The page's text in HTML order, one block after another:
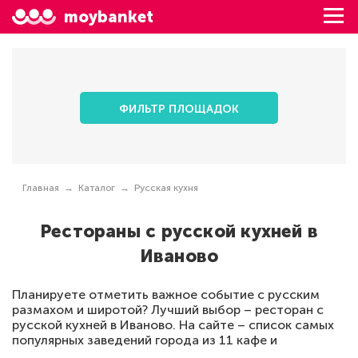
moybanket
ФИЛЬТР ПЛОЩАДОК
Главная Каталог Русская кухня
Рестораны с русской кухней в
Иваново
Планируете отметить важное событие с русским
размахом и широтой? Лучший выбор – ресторан с
русской кухней в Иваново. На сайте – список самых
популярных заведений города из 11 кафе и